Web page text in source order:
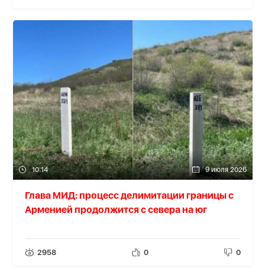
10:14 9 июля 2026
Глава МИД: процесс делимитации границы с
Арменией продолжится с севера на юг
2958 0 0